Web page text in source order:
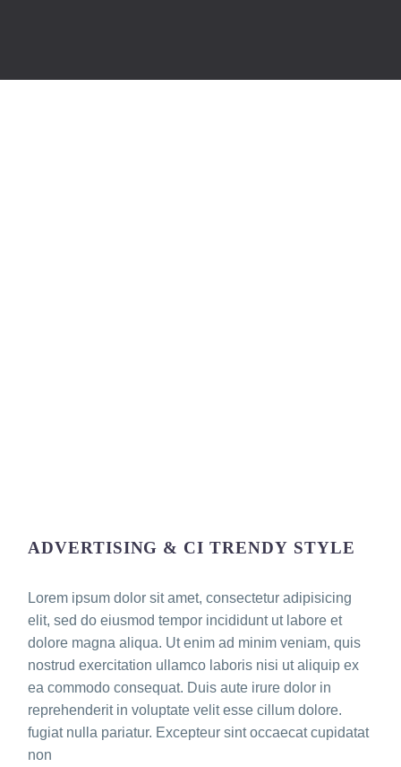
ADVERTISING & CI TRENDY STYLE
Lorem ipsum dolor sit amet, consectetur adipisicing
elit, sed do eiusmod tempor incididunt ut labore et
dolore magna aliqua. Ut enim ad minim veniam, quis
nostrud exercitation ullamco laboris nisi ut aliquip ex
ea commodo consequat. Duis aute irure dolor in
reprehenderit in voluptate velit esse cillum dolore.
fugiat nulla pariatur. Excepteur sint occaecat cupidatat
non